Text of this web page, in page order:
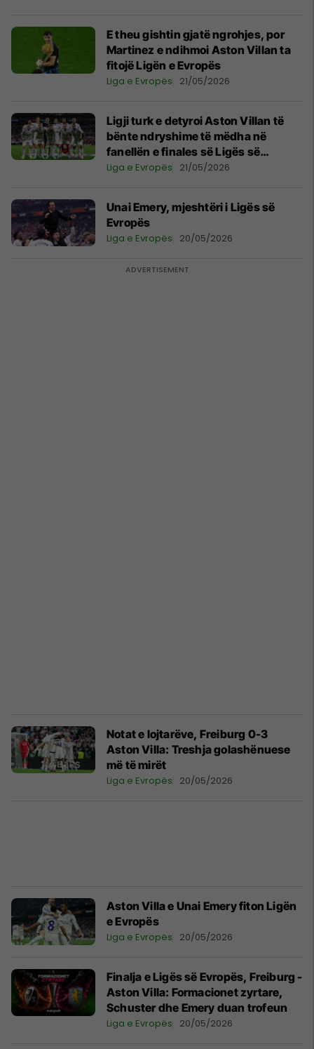
E theu gishtin gjatë ngrohjes, por
Martinez e ndihmoi Aston Villan ta
fitojë Ligën e Evropës
Liga e Evropës 21/05/2026
Ligji turk e detyroi Aston Villan të
bënte ndryshime të mëdha në
fanellën e finales së Ligës së
Evropës
Liga e Evropës 21/05/2026
Unai Emery, mjeshtëri i Ligës së
Evropës
Liga e Evropës 20/05/2026
Notat e lojtarëve, Freiburg 0-3
Aston Villa: Treshja golashënuese
më të mirët
Liga e Evropës 20/05/2026
Aston Villa e Unai Emery fiton Ligën
e Evropës
Liga e Evropës 20/05/2026
Finalja e Ligës së Evropës, Freiburg -
Aston Villa: Formacionet zyrtare,
Schuster dhe Emery duan trofeun
Liga e Evropës 20/05/2026